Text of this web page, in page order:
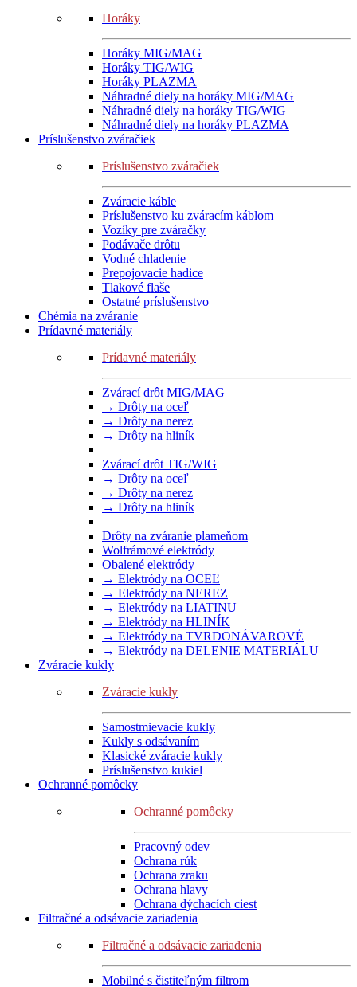
Horáky
Horáky MIG/MAG
Horáky TIG/WIG
Horáky PLAZMA
Náhradné diely na horáky MIG/MAG
Náhradné diely na horáky TIG/WIG
Náhradné diely na horáky PLAZMA
Príslušenstvo zváračiek
Príslušenstvo zváračiek
Zváracie káble
Príslušenstvo ku zváracím káblom
Vozíky pre zváračky
Podávače drôtu
Vodné chladenie
Prepojovacie hadice
Tlakové flaše
Ostatné príslušenstvo
Chémia na zváranie
Prídavné materiály
Prídavné materiály
Zvárací drôt MIG/MAG
→ Drôty na oceľ
→ Drôty na nerez
→ Drôty na hliník
Zvárací drôt TIG/WIG
→ Drôty na oceľ
→ Drôty na nerez
→ Drôty na hliník
Drôty na zváranie plameňom
Wolfrámové elektródy
Obalené elektródy
→ Elektródy na OCEĽ
→ Elektródy na NEREZ
→ Elektródy na LIATINU
→ Elektródy na HLINÍK
→ Elektródy na TVRDONÁVAROVÉ
→ Elektródy na DELENIE MATERIÁLU
Zváracie kukly
Zváracie kukly
Samostmievacie kukly
Kukly s odsávaním
Klasické zváracie kukly
Príslušenstvo kukiel
Ochranné pomôcky
Ochranné pomôcky
Pracovný odev
Ochrana rúk
Ochrana zraku
Ochrana hlavy
Ochrana dýchacích ciest
Filtračné a odsávacie zariadenia
Filtračné a odsávacie zariadenia
Mobilné s čistiteľným filtrom